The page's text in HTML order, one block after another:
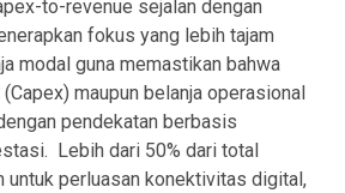
to-revenue sejalan dengan
fokus yang lebih tajam
modal guna memastikan bahwa
maupun belanja operasional
pendekatan berbasis
Lebih dari 50% dari total
untuk perluasan konektivitas digital,